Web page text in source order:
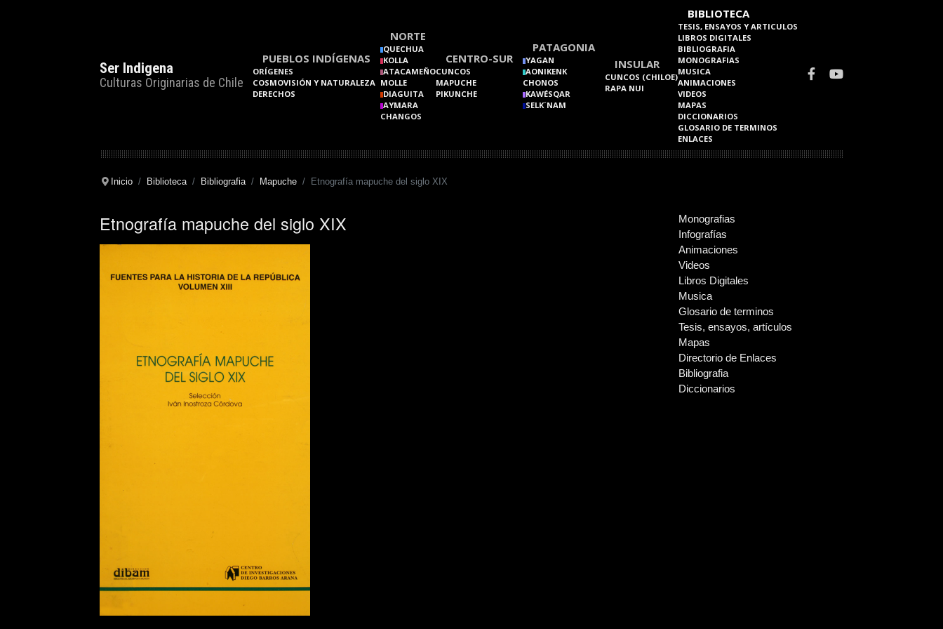
Ser Indigena
Culturas Originarias de Chile
PUEBLOS INDÍGENAS
ORÍGENES
COSMOVISIÓN Y NATURALEZA
DERECHOS
NORTE
QUECHUA
KOLLA
ATACAMEÑO
MOLLE
DIAGUITA
AYMARA
CHANGOS
CENTRO-SUR
CUNCOS
MAPUCHE
PIKUNCHE
PATAGONIA
YAGAN
AONIKENK
CHONOS
KAWÉSQAR
SELK´NAM
INSULAR
CUNCOS (CHILOE)
RAPA NUI
BIBLIOTECA
TESIS, ENSAYOS Y ARTICULOS
LIBROS DIGITALES
BIBLIOGRAFIA
MONOGRAFIAS
MUSICA
ANIMACIONES
VIDEOS
MAPAS
DICCIONARIOS
GLOSARIO DE TERMINOS
ENLACES
Inicio Biblioteca Bibliografia Mapuche Etnografía mapuche del siglo XIX
Etnografía mapuche del siglo XIX
Monografias
Infografías
Animaciones
Videos
Libros Digitales
Musica
Glosario de terminos
Tesis, ensayos, artículos
Mapas
Directorio de Enlaces
Bibliografia
Diccionarios